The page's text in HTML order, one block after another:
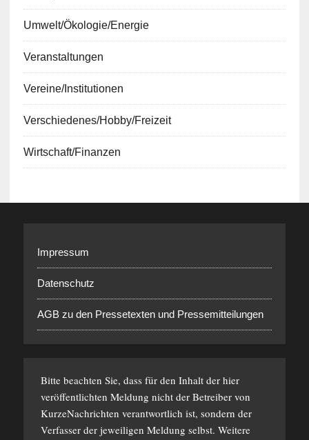
Umwelt/Ökologie/Energie
Veranstaltungen
Vereine/Institutionen
Verschiedenes/Hobby/Freizeit
Wirtschaft/Finanzen
Impressum
Datenschutz
AGB zu den Pressetexten und Pressemitteilungen
Bitte beachten Sie, dass für den Inhalt der hier
veröffentlichten Meldung nicht der Betreiber von
KurzeNachrichten verantwortlich ist, sondern der
Verfasser der jeweiligen Meldung selbst. Weitere